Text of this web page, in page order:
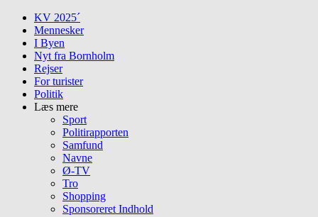
Skip
content
KV 2025´
Mennesker
I Byen
Nyt fra Bornholm
Rejser
For turister
Politik
Læs mere
Sport
Politirapporten
Samfund
Navne
Ø-TV
Tro
Shopping
Sponsoreret Indhold